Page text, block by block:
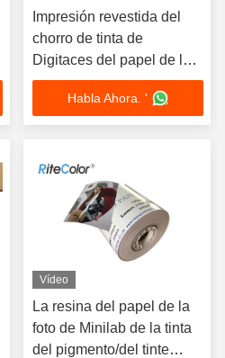
Impresión revestida del
chorro de tinta de
Digitaces del papel de la
foto de Minilab de la
resina para Epson D700
Habla Ahora. '
Vídeo
La resina del papel de la
foto de Minilab de la tinta
del pigmento/del tinte